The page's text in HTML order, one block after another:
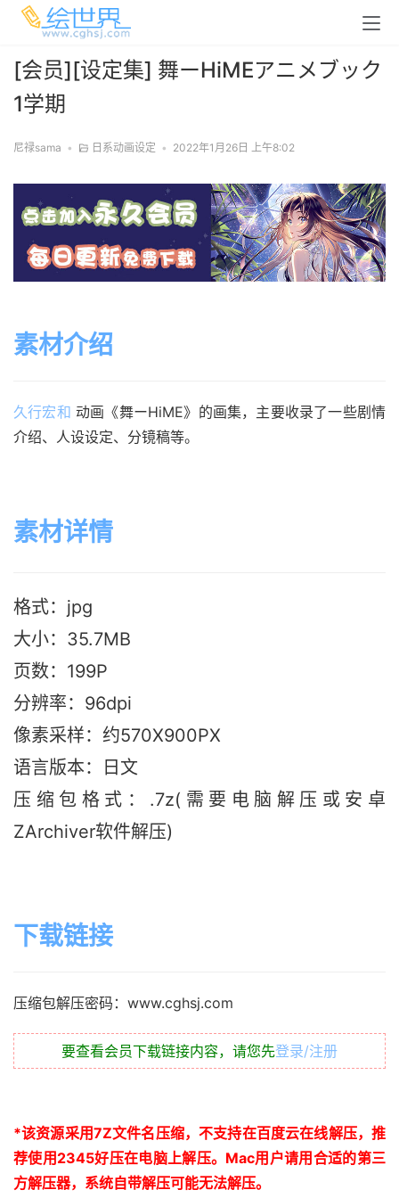
[会员][设定集] 舞ーHiMEアニメブック
1学期
尼禄sama • 日系动画设定 • 2022年1月26日 上午8:02
素材介绍
久行宏和 动画《舞ーHiME》的画集，主要收录了一些剧情
介绍、人设设定、分镜稿等。
素材详情
格式：jpg
大小：35.7MB
页数：199P
分辨率：96dpi
像素采样：约570X900PX
语言版本：日文
压缩包格式：.7z(需要电脑解压或安卓
ZArchiver软件解压)
下载链接
压缩包解压密码：www.cghsj.com
要查看会员下载链接内容，请您先登录/注册
*该资源采用7Z文件名压缩，不支持在百度云在线解压，推
荐使用2345好压在电脑上解压。 Mac用户请用合适的第三
方解压器，系统自带解压可能无法解压。